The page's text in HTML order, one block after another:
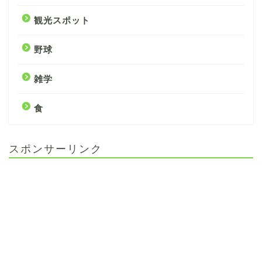
観光スポット
野球
雑学
食
スポンサーリンク